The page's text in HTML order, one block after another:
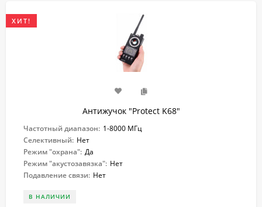
ХИТ!
Антижучок "Protect K68"
Частотный диапазон: 1-8000 МГц
Селективный: Нет
Режим "охрана": Да
Режим "акустозавязка": Нет
Подавление связи: Нет
В НАЛИЧИИ